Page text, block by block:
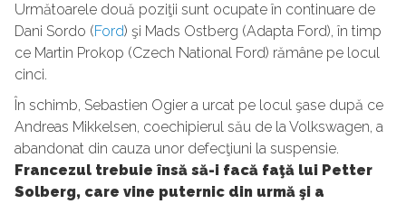
Următoarele două poziţii sunt ocupate în continuare de
Dani Sordo (Ford) şi Mads Ostberg (Adapta Ford), în timp
ce Martin Prokop (Czech National Ford) rămâne pe locul
cinci.
În schimb, Sebastien Ogier a urcat pe locul şase după ce
Andreas Mikkelsen, coechipierul său de la Volkswagen, a
abandonat din cauza unor defecţiuni la suspensie.
Francezul trebuie însă să-i facă faţă lui Petter
Solberg, care vine puternic din urmă şi a